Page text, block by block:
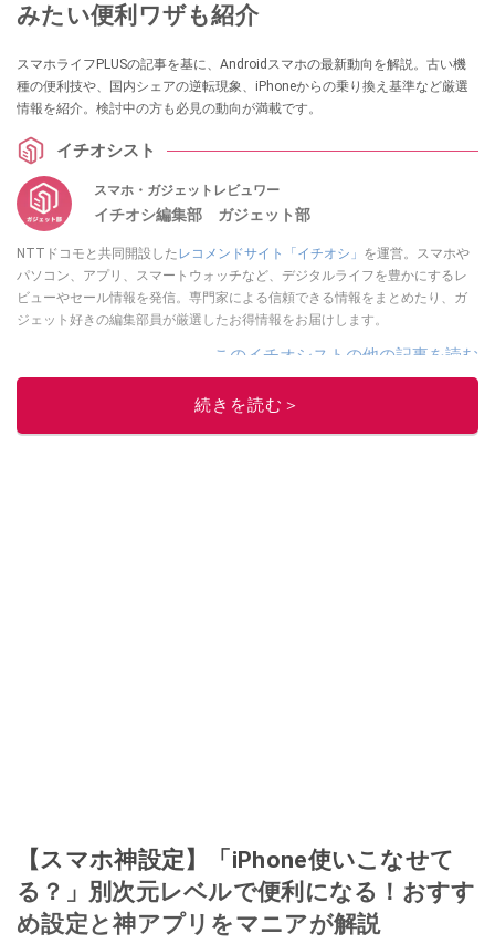
みたい便利ワザも紹介
スマホライフPLUSの記事を基に、Androidスマホの最新動向を解説。古い機
種の便利技や、国内シェアの逆転現象、iPhoneからの乗り換え基準など厳選
情報を紹介。検討中の方も必見の動向が満載です。
イチオシスト
スマホ・ガジェットレビュワー
イチオシ編集部 ガジェット部
NTTドコモと共同開設した レコメンドサイト「イチオシ」 を運営。スマホや
パソコン、アプリ、スマートウォッチなど、デジタルライフを豊かにするレ
ビューやセール情報を発信。専門家による信頼できる情報をまとめたり、ガ
ジェット好きの編集部員が厳選したお得情報をお届けします。
このイチオシストの他の記事を読む
続きを読む＞
【スマホ神設定】「iPhone使いこなせて
る？」別次元レベルで便利になる！おすす
め設定と神アプリをマニアが解説